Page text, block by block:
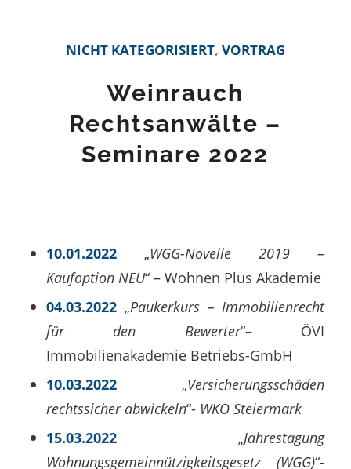
NICHT KATEGORISIERT, VORTRAG
Weinrauch
Rechtsanwälte –
Seminare 2022
10.01.2022„WGG-Novelle 2019 –
Kaufoption NEU“ – Wohnen Plus Akademie
04.03.2022„Paukerkurs – Immobilienrecht
für den Bewerter“– ÖVI
Immobilienakademie Betriebs-GmbH
10.03.2022„Versicherungsschäden
rechtssicher abwickeln“- WKO Steiermark
15.03.2022„Jahrestagung
Wohnungsgemeinnützigkeitsgesetz (WGG)“-